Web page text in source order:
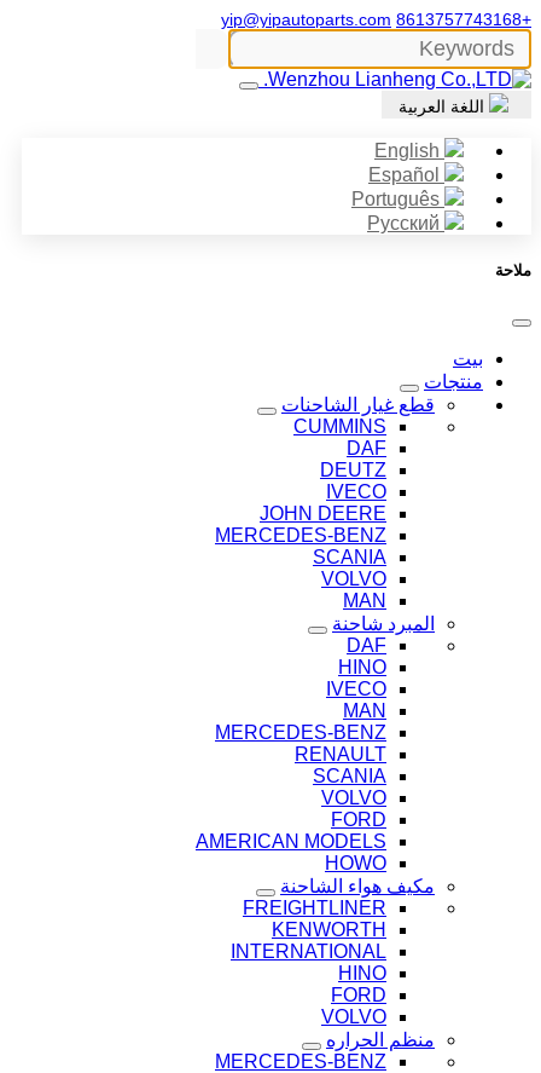
+8613757743168
yip@yipautoparts.com
اللغة العربية
ملاحة
بيت
منتجات
قطع غيار الشاحنات
CUMMINS
DAF
DEUTZ
IVECO
JOHN DEERE
MERCEDES-BENZ
SCANIA
VOLVO
MAN
المبرد شاحنة
DAF
HINO
IVECO
MAN
MERCEDES-BENZ
RENAULT
SCANIA
VOLVO
FORD
AMERICAN MODELS
HOWO
مكيف هواء الشاحنة
FREIGHTLINER
KENWORTH
INTERNATIONAL
HINO
FORD
VOLVO
منظم الحراره
MERCEDES-BENZ